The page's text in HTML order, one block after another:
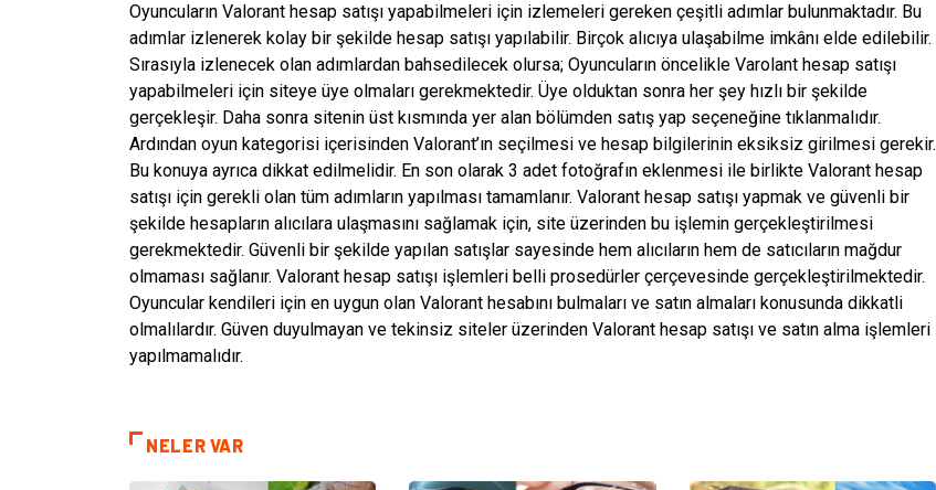
Oyuncuların Valorant hesap satışı yapabilmeleri için izlemeleri gereken çeşitli adımlar bulunmaktadır. Bu
adımlar izlenerek kolay bir şekilde hesap satışı yapılabilir. Birçok alıcıya ulaşabilme imkânı elde edilebilir.
Sırasıyla izlenecek olan adımlardan bahsedilecek olursa; Oyuncuların öncelikle Varolant hesap satışı
yapabilmeleri için siteye üye olmaları gerekmektedir. Üye olduktan sonra her şey hızlı bir şekilde
gerçekleşir. Daha sonra sitenin üst kısmında yer alan bölümden satış yap seçeneğine tıklanmalıdır.
Ardından oyun kategorisi içerisinden Valorant’ın seçilmesi ve hesap bilgilerinin eksiksiz girilmesi gerekir.
Bu konuya ayrıca dikkat edilmelidir. En son olarak 3 adet fotoğrafın eklenmesi ile birlikte Valorant hesap
satışı için gerekli olan tüm adımların yapılması tamamlanır. Valorant hesap satışı yapmak ve güvenli bir
şekilde hesapların alıcılara ulaşmasını sağlamak için, site üzerinden bu işlemin gerçekleştirilmesi
gerekmektedir. Güvenli bir şekilde yapılan satışlar sayesinde hem alıcıların hem de satıcıların mağdur
olmaması sağlanır. Valorant hesap satışı işlemleri belli prosedürler çerçevesinde gerçekleştirilmektedir.
Oyuncular kendileri için en uygun olan Valorant hesabını bulmaları ve satın almaları konusunda dikkatli
olmalılardır. Güven duyulmayan ve tekinsiz siteler üzerinden Valorant hesap satışı ve satın alma işlemleri
yapılmamalıdır.
NELER VAR